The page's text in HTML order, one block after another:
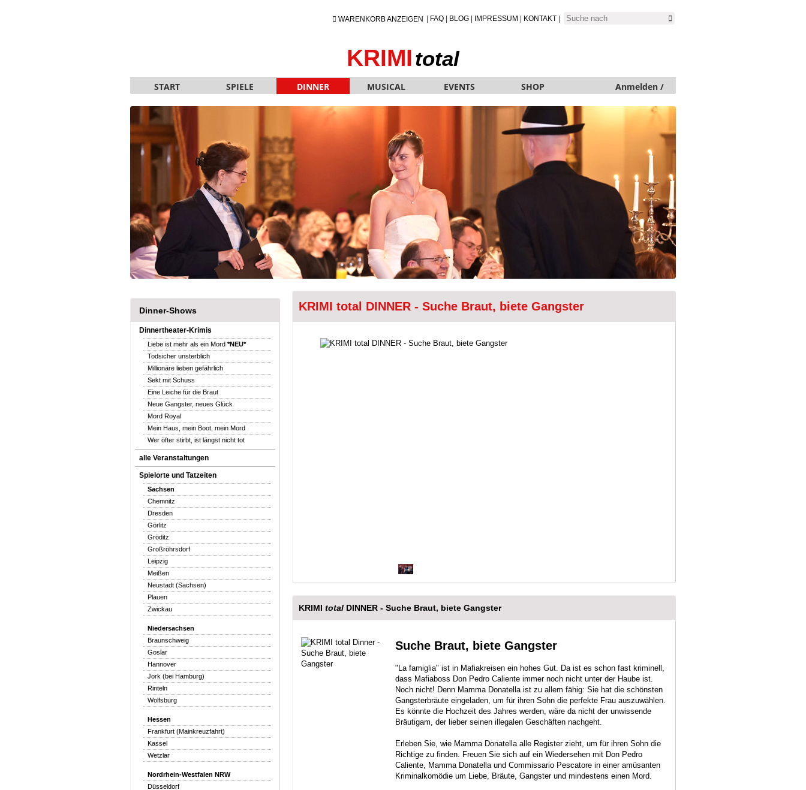
FAQ| BLOG| IMPRESSUM KONTAKT|
WARENKORB ANZEIGEN
KRIMItotal
START SPIELE DINNER MUSICAL EVENTS SHOP
Anmelden /
Neu
Dinner-Shows
Dinnertheater-Krimis
Liebe ist mehr als ein Mord *NEU*
Todsicher unsterblich
Millionäre lieben gefährlich
Sekt mit Schuss
Eine Leiche für die Braut
Neue Gangster, neues Glück
Mord Royal
Mein Haus, mein Boot, mein Mord
Wer öfter stirbt, ist längst nicht tot
alle Veranstaltungen
Spielorte und Tatzeiten
Sachsen
Chemnitz
Dresden
Görlitz
Gröditz
Großröhrsdorf
Leipzig
Meißen
Neustadt (Sachsen)
Plauen
Zwickau
Niedersachsen
Braunschweig
Goslar
Hannover
Jork (bei Hamburg)
Rinteln
Wolfsburg
Hessen
Frankfurt (Mainkreuzfahrt)
Kassel
Wetzlar
Nordrhein-Westfalen NRW
Düsseldorf
KRIMI total DINNER - Suche Braut, biete Gangster
KRIMI total DINNER - Suche Braut, biete Gangster
Suche Braut, biete Gangster
"La famiglia" ist in Mafiakreisen ein hohes Gut. Da ist es schon fast kriminell,
dass Mafiaboss Don Pedro Caliente immer noch nicht unter der Haube ist.
Noch nicht! Denn Mamma Donatella ist zu allem fähig: Sie hat die schönsten
Gangsterbräute eingeladen, um für ihren Sohn die perfekte Frau auszuwählen.
Es könnte die Hochzeit des Jahres werden, wäre da nicht der unwissende
Bräutigam, der lieber seinen illegalen Geschäften nachgeht.
Erleben Sie, wie Mamma Donatella alle Register zieht, um für ihren Sohn die
Richtige zu finden. Freuen Sie sich auf ein Wiedersehen mit Don Pedro
Caliente, Mamma Donatella und Commissario Pescatore in einer amüsanten
Kriminalkomödie um Liebe, Bräute, Gangster und mindestens einen Mord.